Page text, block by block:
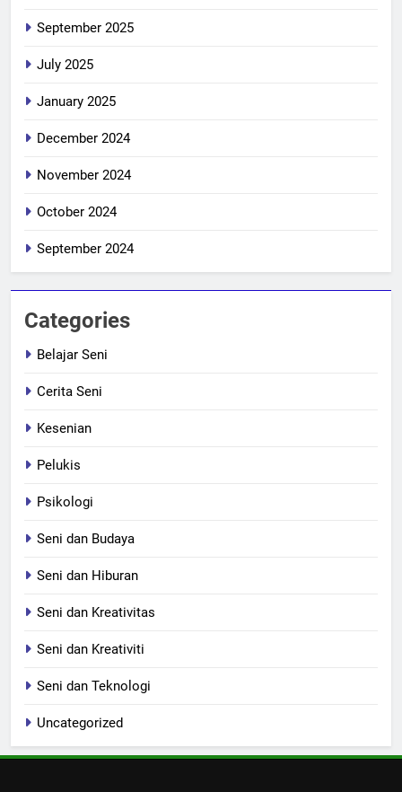
September 2025
July 2025
January 2025
December 2024
November 2024
October 2024
September 2024
Categories
Belajar Seni
Cerita Seni
Kesenian
Pelukis
Psikologi
Seni dan Budaya
Seni dan Hiburan
Seni dan Kreativitas
Seni dan Kreativiti
Seni dan Teknologi
Uncategorized